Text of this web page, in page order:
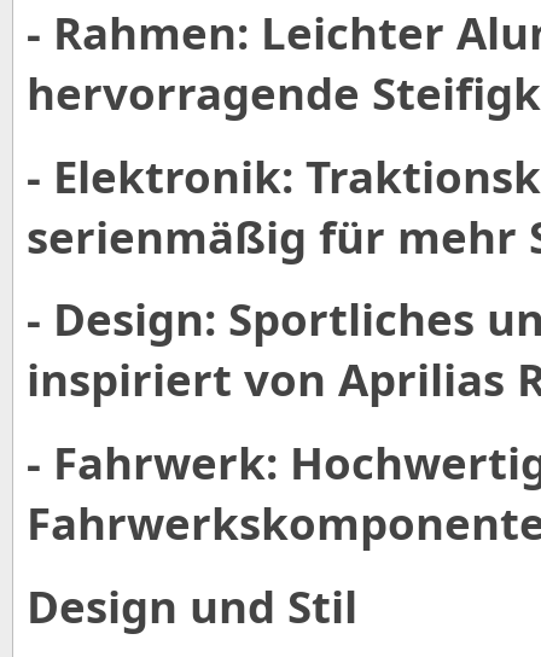
- Rahmen: Leichter
hervorragende
- Elektronik:
serienmäßig für mehr
- Design: Sportliches
inspiriert von Aprilias
- Fahrwerk:
Design und Stil